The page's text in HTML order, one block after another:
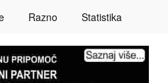
Razno Statistika